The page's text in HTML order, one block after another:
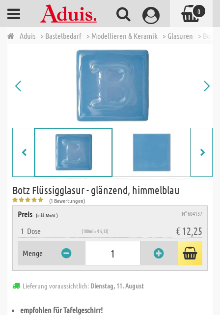
Aduis > Bastelbedarf > Modellieren & Keramik > Glasuren > Botz
Botz Flüssigglasur - glänzend, himmelblau
(1 Bewertungen)
Preis (inkl. MwSt.) N° 604137
1 Dose (100ml = € 6,13) € 12,25
Menge
Lieferung voraussichtlich: Dienstag, 11. August
empfohlen für Tafelgeschirr!
0